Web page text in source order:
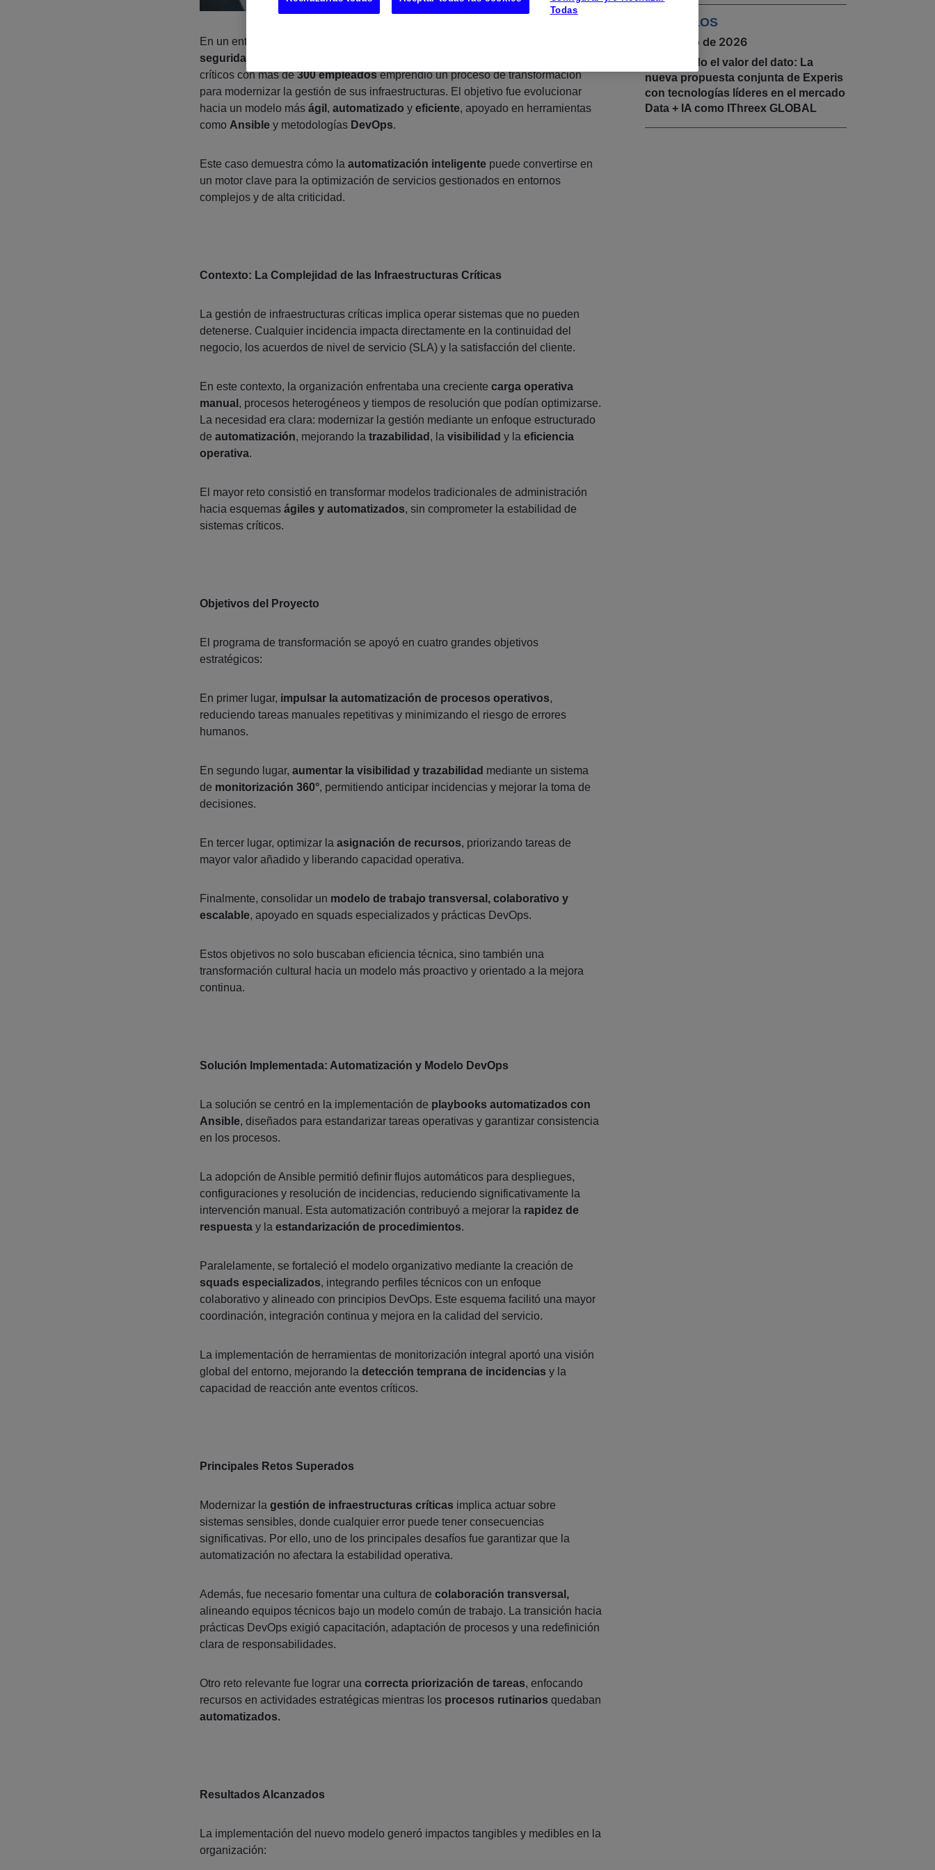
En un entorno donde la
seguridad
críticos con más de300 empleadosemprendió un proceso de transformación
para modernizar la gestión de sus infraestructuras. El objetivo fue evolucionar
hacia un modelo más ágil , automatizado y eficiente, apoyado en herramientas
como Ansibley metodologías DevOps.
Este caso demuestra cómo la automatización inteligentepuede convertirse en
un motor clave para la optimización de servicios gestionados en entornos
complejos y de alta criticidad.
Contexto: La Complejidad de las Infraestructuras Críticas
La gestión de infraestructuras críticas implica operar sistemas que no pueden
detenerse. Cualquier incidencia impacta directamente en la continuidad del
negocio, los acuerdos de nivel de servicio (SLA) y la satisfacción del cliente.
En este contexto, la organización enfrentaba una creciente carga operativa
manual , procesos heterogéneos y tiempos de resolución que podían optimizarse.
La necesidad era clara: modernizar la gestión mediante un enfoque estructurado
de automatización, mejorando la trazabilidad , la visibilidad y la eficiencia
operativa.
El mayor reto consistió en transformar modelos tradicionales de administración
hacia esquemas ágiles y automatizados, sin comprometer la estabilidad de
sistemas críticos.
Objetivos del Proyecto
El programa de transformación se apoyó en cuatro grandes objetivos
estratégicos:
En primer lugar, impulsar la automatización de procesos operativos,
reduciendo tareas manuales repetitivas y minimizando el riesgo de errores
humanos.
En segundo lugar, aumentar la visibilidad y trazabilidad mediante un sistema
de monitorización 360°, permitiendo anticipar incidencias y mejorar la toma de
decisiones.
En tercer lugar, optimizar la asignación de recursos, priorizando tareas de
mayor valor añadido y liberando capacidad operativa.
Finalmente, consolidar un modelo de trabajo transversal, colaborativo y
escalable, apoyado en squads especializados y prácticas DevOps.
Estos objetivos no solo buscaban eficiencia técnica, sino también una
transformación cultural hacia un modelo más proactivo y orientado a la mejora
continua.
Solución Implementada: Automatización y Modelo DevOps
La solución se centró en la implementación de playbooks automatizados con
Ansible, diseñados para estandarizar tareas operativas y garantizar consistencia
en los procesos.
La adopción de Ansible permitió definir flujos automáticos para despliegues,
configuraciones y resolución de incidencias, reduciendo significativamente la
intervención manual. Esta automatización contribuyó a mejorar la rapidez de
respuestay la estandarización de procedimientos.
Paralelamente, se fortaleció el modelo organizativo mediante la creación de
squads especializados, integrando perfiles técnicos con un enfoque
colaborativo y alineado con principios DevOps. Este esquema facilitó una mayor
coordinación, integración continua y mejora en la calidad del servicio.
La implementación de herramientas de monitorización integral aportó una visión
global del entorno, mejorando la detección temprana de incidenciasy la
capacidad de reacción ante eventos críticos.
Principales Retos Superados
Modernizar la gestión de infraestructuras críticasimplica actuar sobre
sistemas sensibles, donde cualquier error puede tener consecuencias
significativas. Por ello, uno de los principales desafíos fue garantizar que la
automatización no afectara la estabilidad operativa.
Además, fue necesario fomentar una cultura de colaboración transversal,
alineando equipos técnicos bajo un modelo común de trabajo. La transición hacia
prácticas DevOps exigió capacitación, adaptación de procesos y una redefinición
clara de responsabilidades.
Otro reto relevante fue lograr una correcta priorización de tareas, enfocando
recursos en actividades estratégicas mientras los procesos rutinariosquedaban
automatizados.
Resultados Alcanzados
La implementación del nuevo modelo generó impactos tangibles y medibles en la
organización:
ARTÍCULOS
5 de mayo de 2026
Impulsando el valor del dato: La
nueva propuesta conjunta de Experis
con tecnologías líderes en el mercado
Data + IA como IThreex GLOBAL
Todas